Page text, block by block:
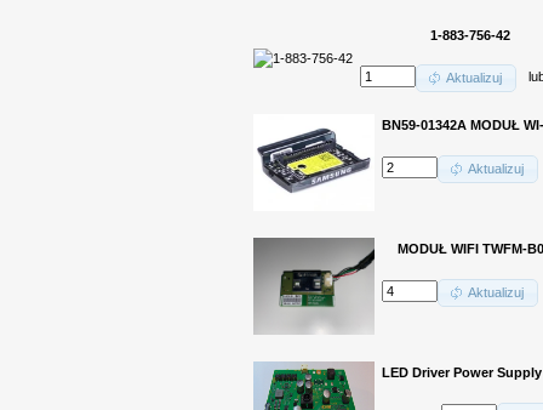
1-883-756-42
Aktualizuj
BN59-01342A MODUŁ
Aktualizuj
MODUŁ WIFI TWFM-
Aktualizuj
LED Driver Power Supply